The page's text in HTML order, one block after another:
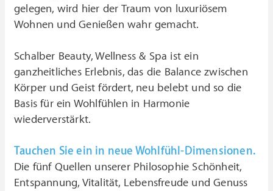
gelegen, wird hier der Traum von luxuriösem
Wohnen und Genießen wahr gemacht.
Schalber Beauty, Wellness & Spa ist ein
ganzheitliches Erlebnis, das die Balance zwischen
Körper und Geist fördert, neu belebt und so die
Basis für ein Wohlfühlen in Harmonie
wiederverstärkt.
Tauchen Sie ein in neue Wohlfühl-Dimensionen.
Die fünf Quellen unserer Philosophie Schönheit,
Entspannung, Vitalität, Lebensfreude und Genuss